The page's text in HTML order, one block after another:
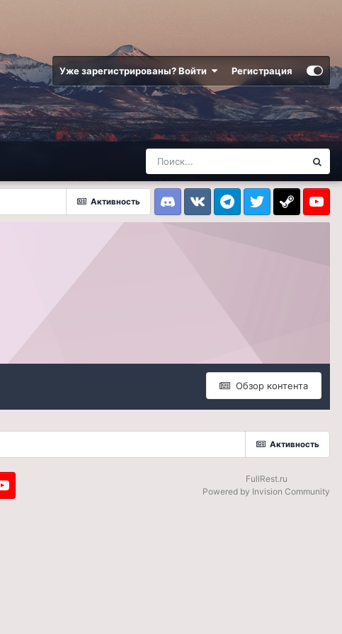
Уже зарегистрированы? Войти Регистрация
Активность
DiscordVK TelegramTwitter Steam
Обзор контента
Активность
Youtube
FullRest.ru
Powered by Invision Community